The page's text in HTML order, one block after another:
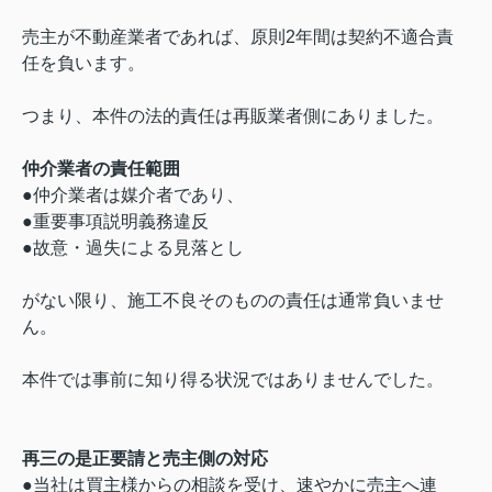
売主が不動産業者であれば、原則2年間は契約不適合責
任を負います。
つまり、本件の法的責任は再販業者側にありました。
仲介業者の責任範囲
●仲介業者は媒介者であり、
●重要事項説明義務違反
●故意・過失による見落とし
がない限り、施工不良そのものの責任は通常負いませ
ん。
本件では事前に知り得る状況ではありませんでした。
再三の是正要請と売主側の対応
●当社は買主様からの相談を受け、速やかに売主へ連